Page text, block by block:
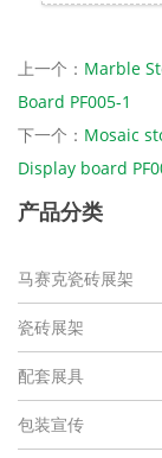
上一个： Marble
Board PF005-1
下一个： Mosaic
Display board
产品分类
马赛克瓷砖展架
瓷砖展架
配套展具
包装宣传